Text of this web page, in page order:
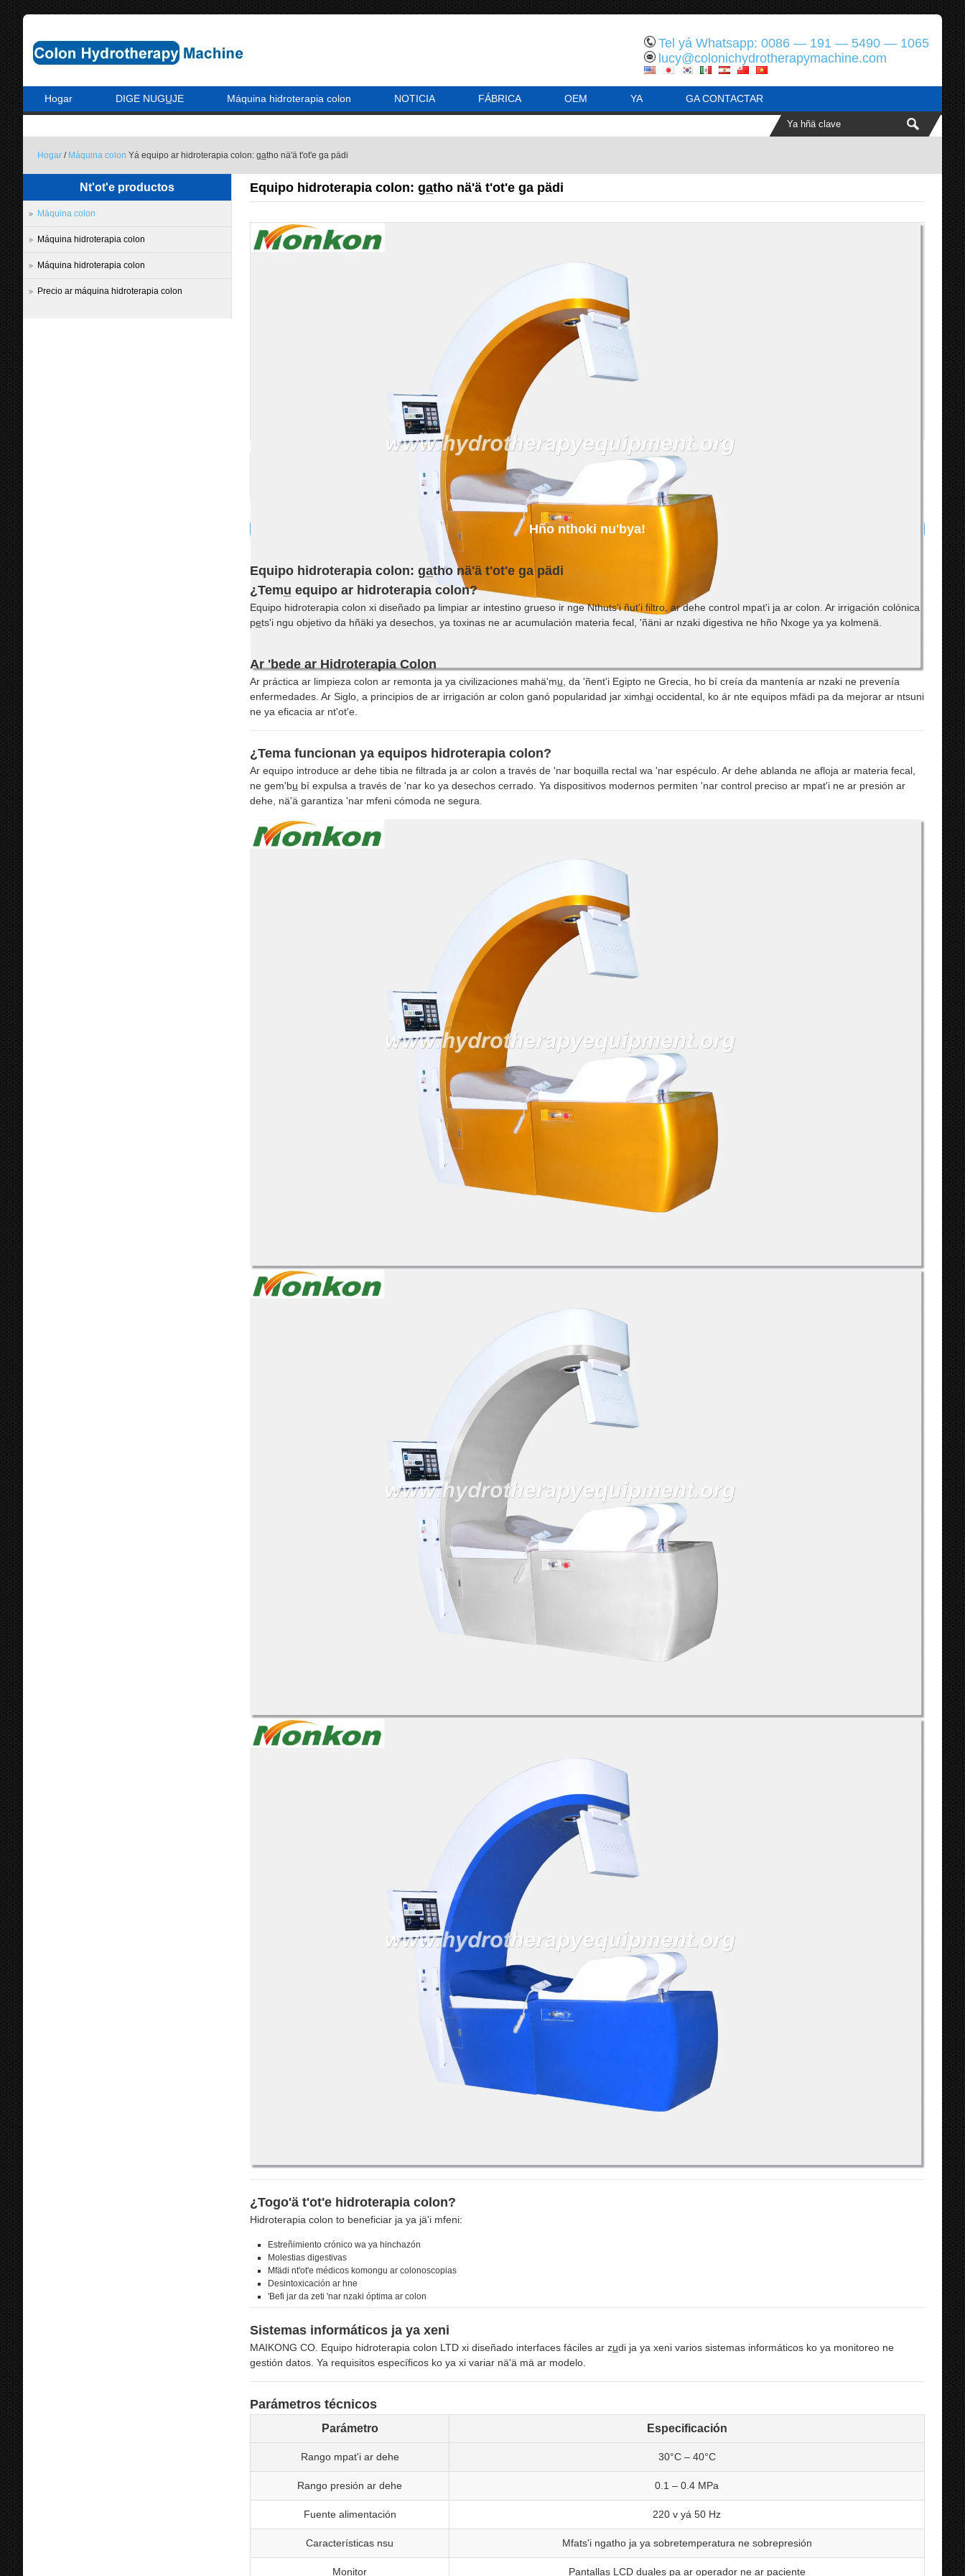
Tel yá Whatsapp: 0086 — 191 — 5490 — 1065
lucy@colonichydrotherapymachine.com
Hogar DIGE NUGU̲JE Máquina hidroterapia colon NOTICIA FÁBRICA OEM YA GA CONTACTAR
Hogar / Máquina colon Yá equipo ar hidroterapia colon: ga̲tho nä'ä t'ot'e ga pädi
Equipo hidroterapia colon: ga̲tho nä'ä t'ot'e ga pädi
Hño nthoki nu'bya!
Equipo hidroterapia colon: ga̲tho nä'ä t'ot'e ga pädi
¿Temu̲ equipo ar hidroterapia colon?
Equipo hidroterapia colon xi diseñado pa limpiar ar intestino grueso ir nge Nthuts'i ñut'i filtro, ar dehe control mpat'i ja ar colon. Ar irrigación colónica
pe̲ts'i ngu objetivo da hñäki ya desechos, ya toxinas ne ar acumulación materia fecal, 'ñäni ar nzaki digestiva ne hño Nxoge ya ya kolmenä.
Ar 'bede ar Hidroterapia Colon
Ar práctica ar limpieza colon ar remonta ja ya civilizaciones mahä'mu̲, da 'ñent'i Egipto ne Grecia, ho bí creía da mantenía ar nzaki ne prevenía
enfermedades. Ar Siglo, a principios de ar irrigación ar colon ganó popularidad jar ximha̲i occidental, ko ár nte equipos mfädi pa da mejorar ar ntsuni
ne ya eficacia ar nt'ot'e.
¿Tema funcionan ya equipos hidroterapia colon?
Ar equipo introduce ar dehe tibia ne filtrada ja ar colon a través de 'nar boquilla rectal wa 'nar espéculo. Ar dehe ablanda ne afloja ar materia fecal,
ne gem'bu̲ bí expulsa a través de 'nar ko ya desechos cerrado. Ya dispositivos modernos permiten 'nar control preciso ar mpat'i ne ar presión ar
dehe, nä'ä garantiza 'nar mfeni cómoda ne segura.
¿Togo'ä t'ot'e hidroterapia colon?
Hidroterapia colon to beneficiar ja ya jä'i mfeni:
Estreñimiento crónico wa ya hinchazón
Molestias digestivas
Mfädi nt'ot'e médicos komongu ar colonoscopias
Desintoxicación ar hne
'Befi jar da zeti 'nar nzaki óptima ar colon
Sistemas informáticos ja ya xeni
MAIKONG CO. Equipo hidroterapia colon LTD xi diseñado interfaces fáciles ar zu̲di ja ya xeni varios sistemas informáticos ko ya monitoreo ne
gestión datos. Ya requisitos específicos ko ya xi variar nä'ä mä ar modelo.
Parámetros técnicos
Parámetro Especificación
Rango mpat'i ar dehe 30°C – 40°C
Rango presión ar dehe 0.1 – 0.4 MPa
Fuente alimentación 220 v yá 50 Hz
Características nsu Mfats'i ngatho ja ya sobretemperatura ne sobrepresión
Monitor Pantallas LCD duales pa ar operador ne ar paciente
Nt'ot'e productos
Máquina colon
Máquina hidroterapia colon
Máquina hidroterapia colon
Precio ar máquina hidroterapia colon